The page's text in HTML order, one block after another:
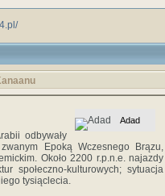
Adad
odbywały
Epoką Wczesnego Brązu,
Około 2200 r.p.n.e. najazdy
społeczno-kulturowych; sytuacja
tysiąclecia.